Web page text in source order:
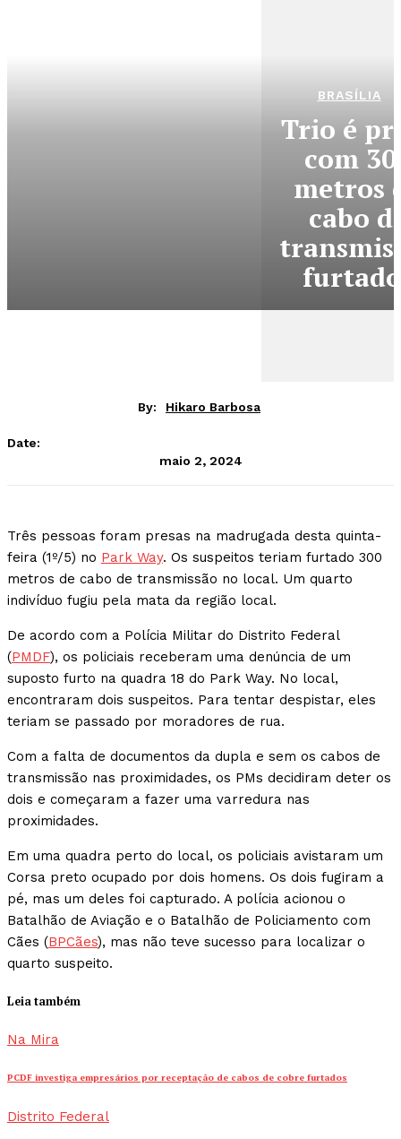
BRASÍLIA
Trio é
com
metros
cabo
By: Hikaro Barbosa
Date:
maio 2, 2024
Três pessoas foram presas na madrugada desta quinta-
feira (1º/5) no Park Way. Os suspeitos teriam furtado 300
metros de cabo de transmissão no local. Um quarto
indivíduo fugiu pela mata da região local.
De acordo com a Polícia Militar do Distrito Federal
(PMDF), os policiais receberam uma denúncia de um
suposto furto na quadra 18 do Park Way. No local,
encontraram dois suspeitos. Para tentar despistar, eles
teriam se passado por moradores de rua.
Com a falta de documentos da dupla e sem os cabos de
transmissão nas proximidades, os PMs decidiram deter os
dois e começaram a fazer uma varredura nas
proximidades.
Em uma quadra perto do local, os policiais avistaram um
Corsa preto ocupado por dois homens. Os dois fugiram a
pé, mas um deles foi capturado. A polícia acionou o
Batalhão de Aviação e o Batalhão de Policiamento com
Cães (BPCães), mas não teve sucesso para localizar o
quarto suspeito.
Leia também
Na Mira
PCDF investiga empresários por receptação de cabos de cobre furtados
Distrito Federal